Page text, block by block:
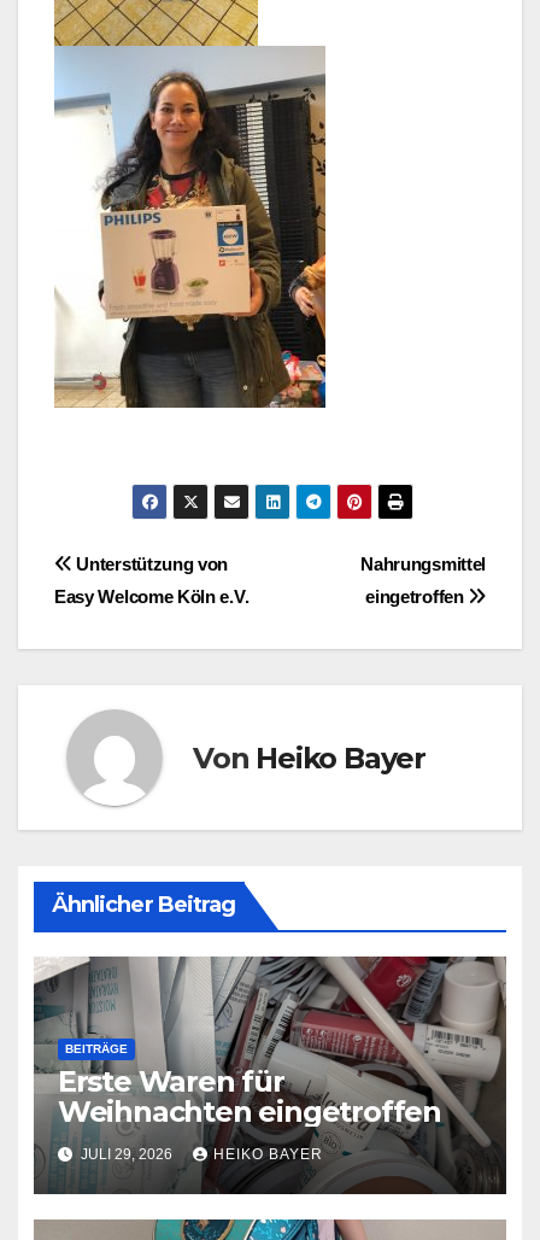
BeitragsnavigationNahrungsmittel
eingetroffen
Unterstützung von
Easy Welcome Köln e.V.
Von Heiko Bayer
Ähnlicher Beitrag
BEITRÄGE
Erste Waren für
Weihnachten eingetroffen
JULI 29, 2026 HEIKO BAYER